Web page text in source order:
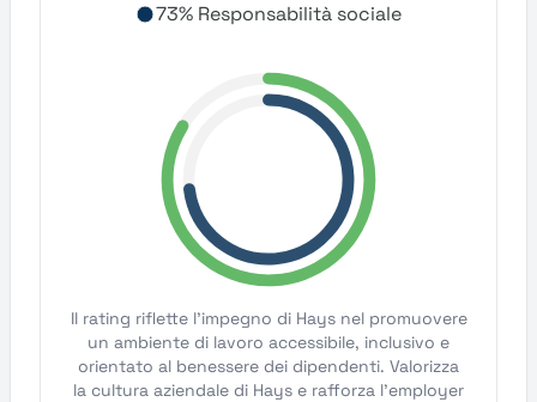
73% Responsabilità sociale
Il rating riflette l'impegno di Hays nel promuovere
un ambiente di lavoro accessibile, inclusivo e
orientato al benessere dei dipendenti. Valorizza
la cultura aziendale di Hays e rafforza l'employer